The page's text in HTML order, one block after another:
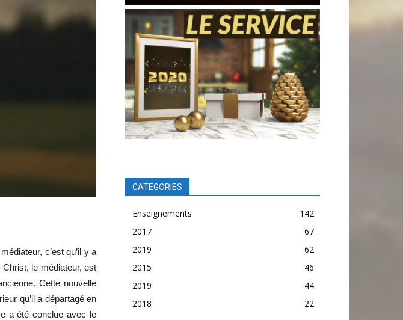
c’est qu’il y a
le médiateur, est
Cette nouvelle
qu’il a départagé en
a été conclue avec le
CATEGORIES
Enseignements
142
2017
67
2019
62
2015
46
2019
44
2018
22